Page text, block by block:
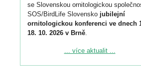
se Slovenskou ornitologickou
SOS/BirdLife Slovensko jubilejní
ornitologickou konferenci ve dnech
18. 10. 2026 v Brně.
Podrobnější informace ke konferenci
... více aktualit ...